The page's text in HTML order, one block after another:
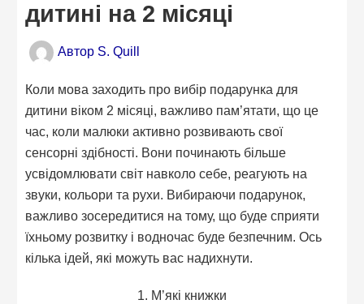
дитині на 2 місяці
Автор S. Quill
Коли мова заходить про вибір подарунка для
дитини віком 2 місяці, важливо пам’ятати, що це
час, коли малюки активно розвивають свої
сенсорні здібності. Вони починають більше
усвідомлювати світ навколо себе, реагують на
звуки, кольори та рухи. Вибираючи подарунок,
важливо зосередитися на тому, що буде сприяти
їхньому розвитку і водночас буде безпечним. Ось
кілька ідей, які можуть вас надихнути.
1. М’які книжки